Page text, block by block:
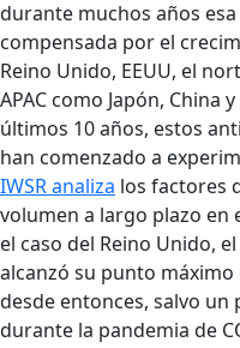
durante muchos años
compensada por el
Reino Unido, EEUU, el
APAC como Japón, China
últimos 10 años, estos
han comenzado a
IWSR analiza los factores
volumen a largo plazo en
el caso del Reino Unido,
alcanzó su punto
desde entonces, salvo
durante la pandemia de